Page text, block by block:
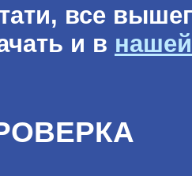
все
и в